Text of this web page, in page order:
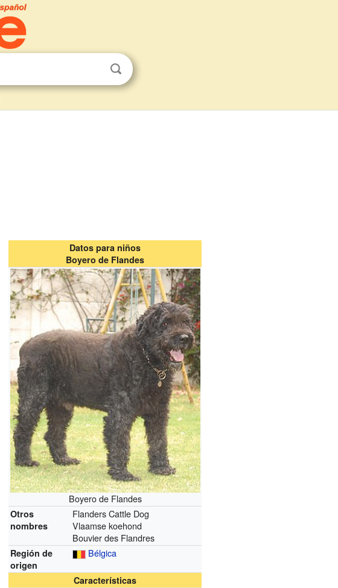
Datos para niños
Boyero de Flandes
Boyero de Flandes
Otros
nombres
Flanders Cattle Dog
Vlaamse koehond
Bouvier des Flandres
Región de
origen
Bélgica
Características